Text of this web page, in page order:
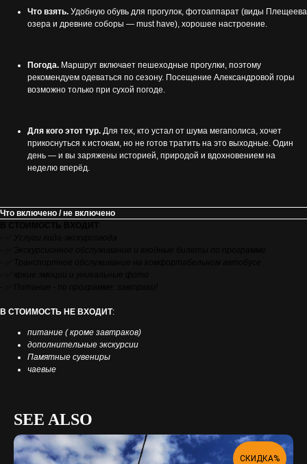
Что взять. Удобную обувь для прогулок, фотоаппарат (виды Плещеева
озера и древние соборы — must have), хорошее настроение.
Погода. Маршрут включает пешеходные прогулки, поэтому
рекомендуем одеваться по сезону. Посещение Александровой горы
возможно только при сухой погоде.
Для кого этот тур. Для тех, кто устал от шума мегаполиса, хочет
прикоснуться к истокам, но не готов тратить на это выходные. Один
день — и вы заряжены историей, природой и вдохновением на
неделю вперёд.
Что включено / не включено
В СТОИМОСТЬ НЕ ВХОДИТ:
питание ( кроме завтраков)
дополнительные экскурсии
Памятные сувениры
чаевые
SEE ALSO
СКИДКА%